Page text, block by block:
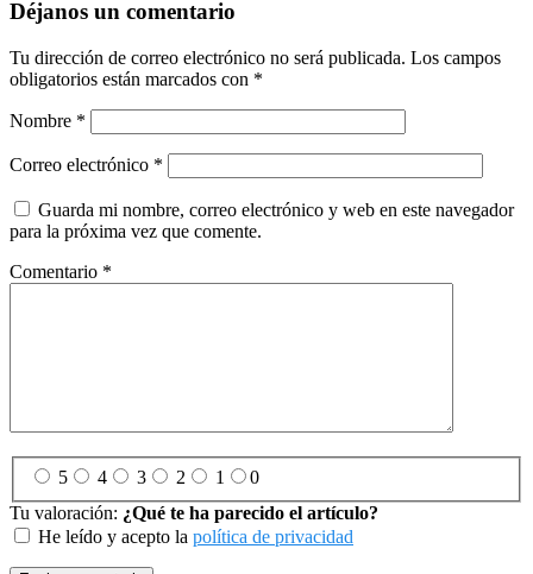
Déjanos un comentario
Tu dirección de correo electrónico no será publicada. Los campos
obligatorios están marcados con *
Nombre *
Correo electrónico *
Guarda mi nombre, correo electrónico y web en este navegador
para la próxima vez que comente.
Comentario *
5 4 3 2 1
0
Tu valoración: ¿Qué te ha parecido el artículo?
He leído y acepto la política de privacidad